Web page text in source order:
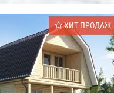
ХИТ ПРОДАЖ